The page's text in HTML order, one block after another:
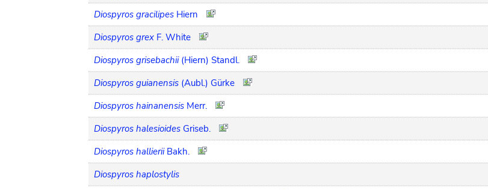
Diospyros gracilipes Hiern
Diospyros grex F. White
Diospyros grisebachii (Hiern) Standl.
Diospyros guianensis (Aubl.) Gürke
Diospyros hainanensis Merr.
Diospyros halesioides Griseb.
Diospyros hallierii Bakh.
Diospyros haplostylis